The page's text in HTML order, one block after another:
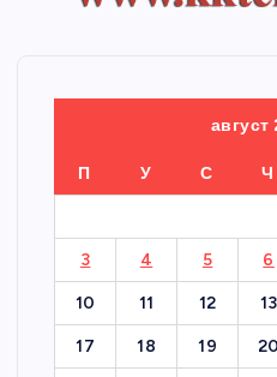
август
П У С Ч
3 4 5 6
10 11 12 13
17 18 19 20